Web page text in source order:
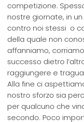
competizione.
nostre giornate, in
contro noi stessi o
della quale non
affanniamo,
successo dietro
raggiungere e
Alla fine ci
nostro sforzo sia
per qualcuno che
secondo. Poco